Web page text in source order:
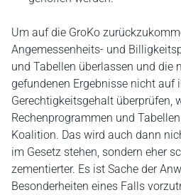
Um auf die GroKo
Angemessenheits- und
und Tabellen überlassen und die
gefundenen Ergebnisse nicht auf
Gerechtigkeitsgehalt überprüfen,
Rechenprogrammen und
Koalition. Das wird auch dann
im Gesetz stehen, sondern eher
zementierter. Es ist Sache der
Besonderheiten eines Falls